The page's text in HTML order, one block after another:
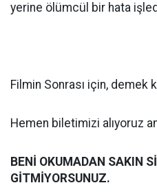
yerine ölümcül bir hata
Filmin Sonrası için, demek
Hemen biletimizi alıyoruz
BENİ OKUMADAN SAKIN
GİTMİYORSUNUZ.